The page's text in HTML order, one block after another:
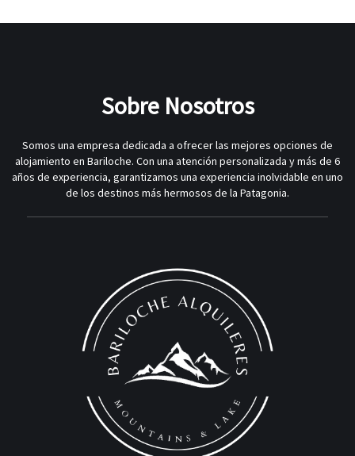
Sobre Nosotros
Somos una empresa dedicada a ofrecer las mejores opciones de
alojamiento en Bariloche. Con una atención personalizada y más de 6
años de experiencia, garantizamos una experiencia inolvidable en uno
de los destinos más hermosos de la Patagonia.